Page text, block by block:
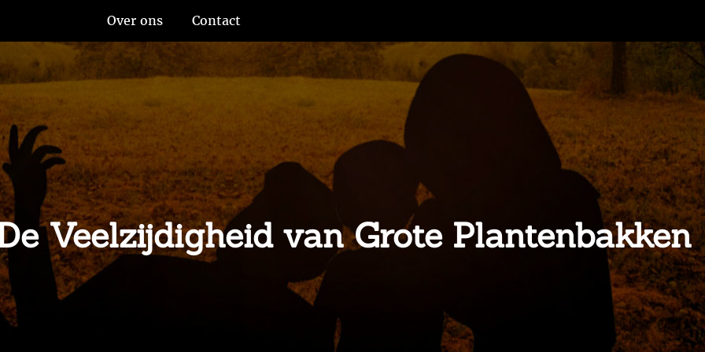
Over ons Contact
Veelzijdigheid van Grote Plantenbakken